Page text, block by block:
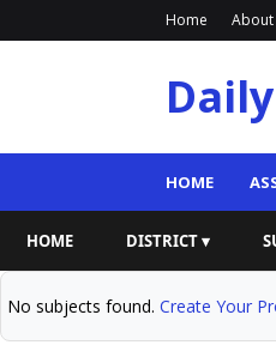
Home About
HOME
HOME DISTRICT ▾
No subjects found. Create Your